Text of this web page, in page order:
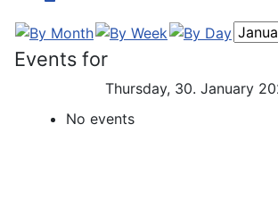
Events for
Thursday, 30. January
No events